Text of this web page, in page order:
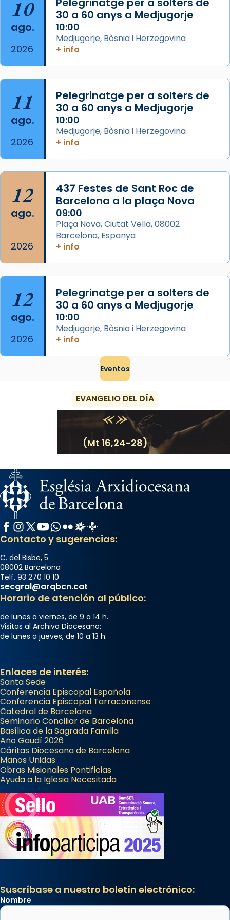
Arquebisbat de Barcelona
2 weeks ago
Memòria de les santes Juliana i
Acompanyant la història de sant Cugat, a
partir de l’Edat Mitjana sorgeix la tradició
que les santes Juliana (“relatiu a Júlia”) i
Semproniana (“relatiu a Semprònia =
eterna”) són deixebles seves. I l’any 1667, el
frare Joan Gaspar Roig, afirma en una obra
que les santes són filles de l’antiga Iluro.
Mataró en reivindicarà les relíq
Foto
View on Facebook · Share
10
ago.
2026
30 a 60 anys a Medjugorje
10:00
Medjugorje, Bòsnia i Herzegovina
+ info
11
ago.
2026
Pelegrinatge per a solters de
30 a 60 anys a Medjugorje
10:00
Medjugorje, Bòsnia i Herzegovina
+ info
12
ago.
2026
437 Festes de Sant Roc de
Barcelona a la plaça Nova
09:00
Plaça Nova, Ciutat Vella, 08002
Barcelona, Espanya
+ info
12
ago.
2026
Pelegrinatge per a solters de
30 a 60 anys a Medjugorje
10:00
Medjugorje, Bòsnia i Herzegovina
+ info
Eventos
EVANGELIO DEL DÍA
(Mt 16,24-28)
Facebook
Instagram
X / Twitter
YouTube
WhatsApp
FlickrRadio Estel
Catalunya Cristiana
Contacto y sugerencias:
C. del Bisbe, 5
08002 Barcelona
Telf. 93 270 10 10
secgral@arqbcn.cat
Horario de atención al público:
de lunes a viernes, de 9 a 14 h.
Visitas al Archivo Diocesano:
de lunes a jueves, de 10 a 13 h.
Enlaces de interés:
Santa Sede
Conferencia Episcopal Española
Conferencia Episcopal Tarraconense
Catedral de Barcelona
Seminario Conciliar de Barcelona
Basílica de la Sagrada Familia
Año Gaudí 2026
Cáritas Diocesana de Barcelona
Manos Unidas
Obras Misionales Pontificias
Ayuda a la Iglesia Necesitada
Suscríbase a nuestro boletín electrónico:
Nombre